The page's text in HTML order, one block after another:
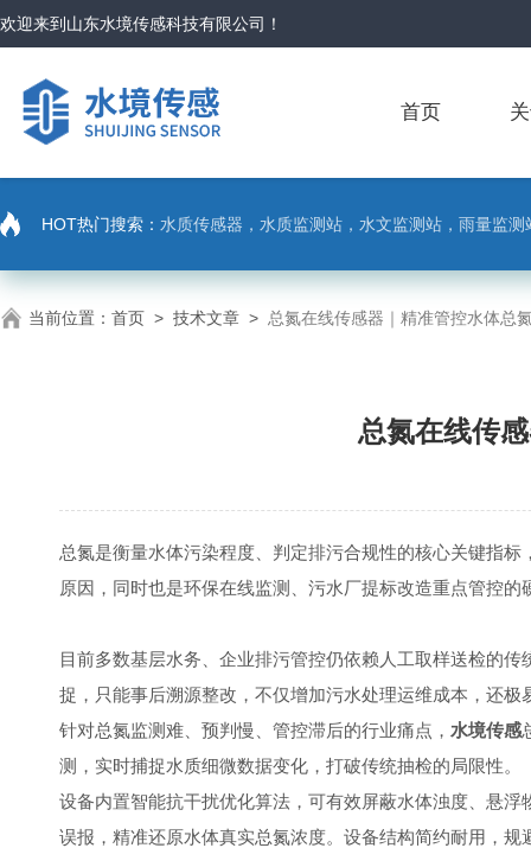
欢迎来到 山东水境传感科技有限公司 ！
首页
HOT热门搜索： 水质传感器，水质监测站，水文监测站，雨量监
当前位置： 首页 > 技术文章 > 总氮在线传感器｜精准管控水体总
总氮在线传
总氮是衡量水体污染程度、判定排污合规性的核心关键指
原因，同时也是环保在线监测、污水厂提标改造重点管控
目前多数基层水务、企业排污管控仍依赖人工取样送检的
捉，只能事后溯源整改，不仅增加污水处理运维成本，还
针对总氮监测难、预判慢、管控滞后的行业痛点， 水境传感
测，实时捕捉水质细微数据变化，打破传统抽检的局限性。
设备内置智能抗干扰优化算法，可有效屏蔽水体浊度、悬
误报，精准还原水体真实总氮浓度。设备结构简约耐用，